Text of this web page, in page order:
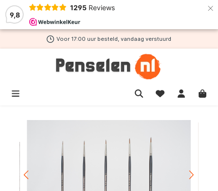
9,8
1295 Reviews ×
hoofdinhoud
Voor 17:00 uur besteld, vandaag verstuurd